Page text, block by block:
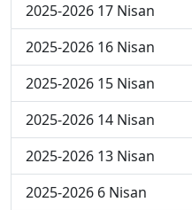
2025-2026 17 Nisan
2025-2026 16 Nisan
2025-2026 15 Nisan
2025-2026 14 Nisan
2025-2026 13 Nisan
2025-2026 6 Nisan